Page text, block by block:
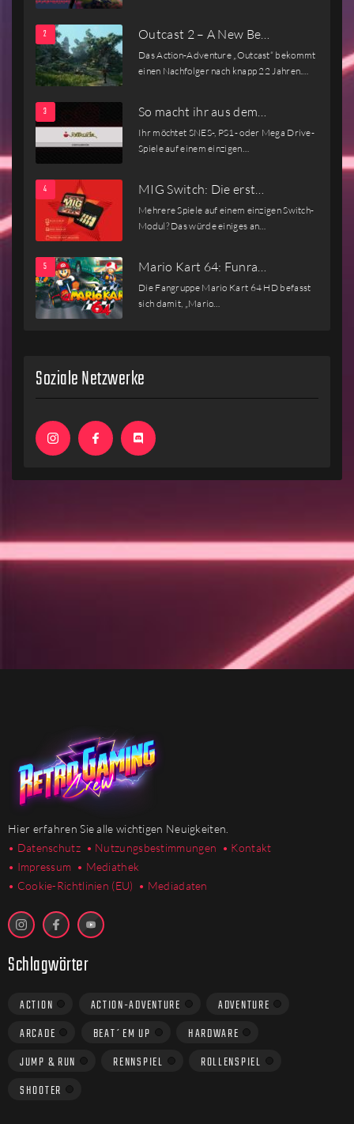
Outcast 2 – A New Be…
Das Action-Adventure „Outcast“ bekommt
einen Nachfolger nach knapp 22 Jahren.…
So macht ihr aus dem…
Ihr möchtet SNES-, PS1- oder Mega Drive-
Spiele auf einem einzigen…
MIG Switch: Die erst…
Mehrere Spiele auf einem einzigen Switch-
Modul? Das würde einiges an…
Mario Kart 64: Funra…
Die Fangruppe Mario Kart 64 HD befasst
sich damit, „Mario…
Soziale Netzwerke
Hier erfahren Sie alle wichtigen Neuigkeiten.
• Datenschutz • Nutzungsbestimmungen • Kontakt
• Impressum • Mediathek
• Cookie-Richtlinien (EU) • Mediadaten
Schlagwörter
ACTION ACTION-ADVENTURE
ADVENTURE
ARCADE
BEAT´EM UP
HARDWARE
JUMP & RUN
RENNSPIEL
ROLLENSPIEL
SHOOTER